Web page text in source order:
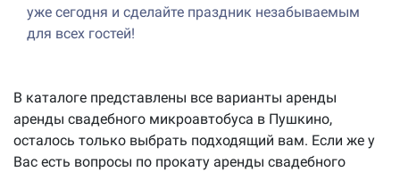
уже сегодня и сделайте праздник незабываемым
для всех гостей!
В каталоге представлены все варианты аренды
аренды свадебного микроавтобуса в Пушкино,
осталось только выбрать подходящий вам. Если же у
Вас есть вопросы по прокату аренды свадебного